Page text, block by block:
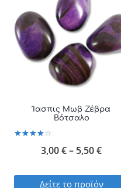
Ίασπις Μωβ Ζέβρα
Βότσαλο
3,00€– 5,50€Price
Δείτε το προϊόν